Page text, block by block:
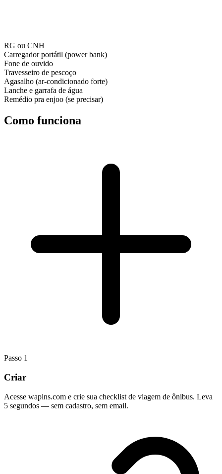
RG ou CNH
Carregador portátil (power bank)
Fone de ouvido
Travesseiro de pescoço
Agasalho (ar-condicionado forte)
Lanche e garrafa de água
Remédio pra enjoo (se precisar)
Como funciona
Passo 1
Criar
Acesse wapins.com e crie sua checklist de viagem de ônibus. Leva
5 segundos — sem cadastro, sem email.